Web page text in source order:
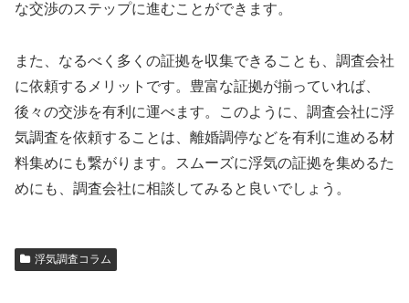
な交渉のステップに進むことができます。
また、なるべく多くの証拠を収集できることも、調査会社
に依頼するメリットです。豊富な証拠が揃っていれば、
後々の交渉を有利に運べます。このように、調査会社に浮
気調査を依頼することは、離婚調停などを有利に進める材
料集めにも繋がります。スムーズに浮気の証拠を集めるた
めにも、調査会社に相談してみると良いでしょう。
浮気調査コラム